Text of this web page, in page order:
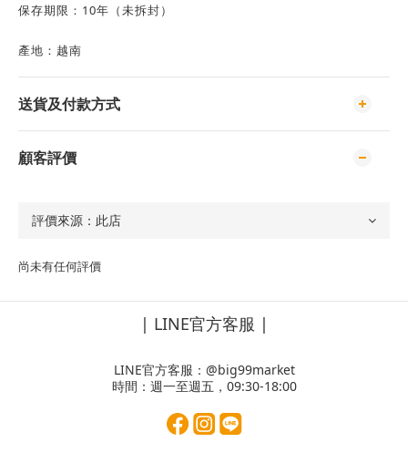
保存期限：10年（未拆封）
產地：越南
送貨及付款方式
顧客評價
尚未有任何評價
| LINE官方客服 |
LINE官方客服： @big99market
時間：週一至週五，09:30-18:00